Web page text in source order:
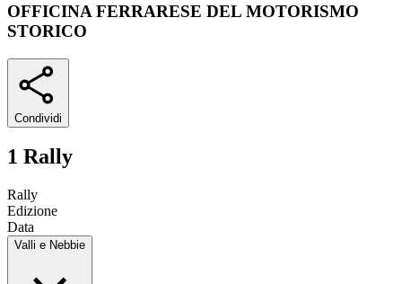
OFFICINA FERRARESE DEL MOTORISMO
STORICO
Condividi
1 Rally
Rally
Edizione
Data
Valli e Nebbie